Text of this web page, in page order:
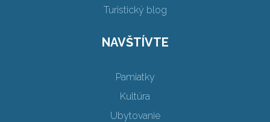
Turistický blog
NAVŠTÍVTE
Pamiatky
Kultúra
Ubytovanie